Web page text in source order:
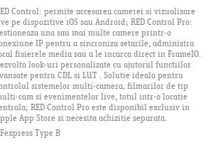
Control: permite accesarea camerei si vizualizare
pe dispozitive iOS sau Android; RED Control Pro:
una sau mai multe camere printr-o
IP pentru a sincroniza setarile, administra
fisierele media sau a le incarca direct in FrameIO.
look-uri personalizate cu ajutorul functiilor
pentru CDL si LUT . Solutie ideala pentru
sistemelor multi-camera, filmarilor de tip
cam si evenimentelor live, totul intr-o locatie
RED Control Pro este disponibil exclusiv in
App Store si necesita achizitie separata.
Type B